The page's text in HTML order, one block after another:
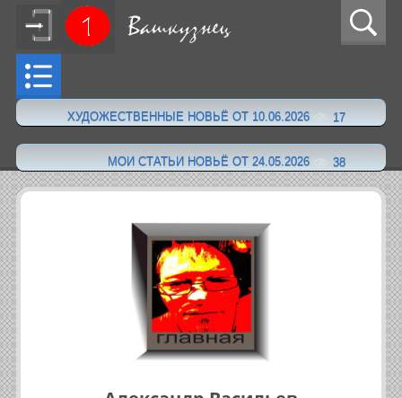
ХУДОЖЕСТВЕННЫЕ НОВЬЁ ОТ 10.06.2026 17
МОИ СТАТЬИ НОВЬЁ ОТ 24.05.2026 38